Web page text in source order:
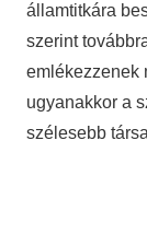
államtitkára
szerint
emlékezzenek
ugyanakkor a
szélesebb